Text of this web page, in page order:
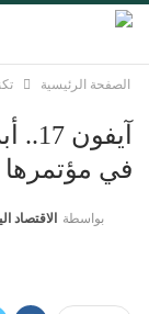
الصفحة الرئيسية
في
بواسطة الاقتصاد